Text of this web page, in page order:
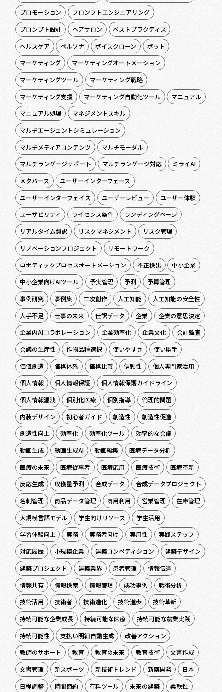
プロモーション
プロンプトエンジニアリング
プロンプト設計
ヘアサロン
ベストプラクティス
ヘルスケア
ペルソナ ボイスクローン
ボット
マーケティング
マーケティングオートメーション
マーケティングツール
マーケティング戦略
マーケティング支援
マーケティング自動化ツール
マニュアル
マニュアル処理
マネジメントスキル
マルチエージェントシミュレーション
マルチメディアコンテンツ
マルチモーダル
マルチランゲージサポート
マルチランゲージ対応
ミライAI
メタバース
ユーザーインターフェース
ユーザーインターフェイス
ユーザーレビュー
ユーザー体験
ユーザビリティ
ライセンス条件
ランディングページ
リアルタイム翻訳
リスクマネジメント
リスク管理
リノベーションプロジェクト
リモートワーク
ロボティックプロセスオートメーション
不正検出
中小企業
中小企業向けAIツール
予実管理 予測
予算管理
事例研究
事例集 二次創作 人工知能
人工知能の安全性
人手不足
仕事の未来 仕訳データ 企業
企業の意思決定
企業内AIコラボレーション
企業効率化 企業文化
会計監査
会議の生産性
作物品種選択 使いやすさ
使い勝手
価値創造
価格体系 価格比較 信頼性
個人専門家活用
個人情報
個人情報保護
個人情報保護ガイドライン
個人情報漏洩
個別化医療 個別指導
倫理的問題
内装デザイン
初心者ガイド 創造性
創造性促進
創造性向上
効率化 効率化ツール
効率的な会議
動画生成
動画生成AI 動画編集
医療データ分析
医療の未来
医療従事者 医療応用 医療技術
医療革新
反応生成
収穫量予測 合成データ
合成データプロジェクト
名刺管理
商品データ管理 商用利用 営業管理
在庫管理
大規模言語モデル
学生向けリソース
学生活用
学習体験向上
実務 実務者向け 実用性
実践ステップ
対応履歴
小規模企業 建築コンペティション
建築デザイン
建築プロジェクト
建築業界 患者管理
情報伝達
情報共有
情報検索 情報管理 成功事例
戦術分析
技術活用
技術者 技術進化 技術進歩
技術革新
持続可能な企業成長
持続可能な医療
持続可能な農業実践
持続可能性
支払い明細自動生成
改善アクション
教師のサポート
教育 教育の未来 教育技術
文書作成
文書管理
新スポーツ 新技術トレンド 新薬開発
日本
日程調整
時間節約 有料ツール 未来の建築 柔軟性